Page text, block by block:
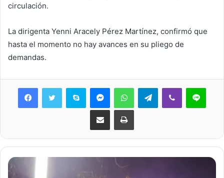
circulación.
La dirigenta Yenni Aracely Pérez Martínez, confirmó que
hasta el momento no hay avances en su pliego de
demandas.
Skype MessengerWhatsAppTelegramViber Line
Share via Email Print